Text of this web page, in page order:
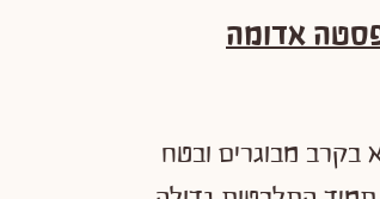
אדומה
בקרב מבוגרים ובטח